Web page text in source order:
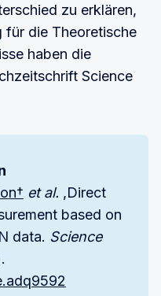
zu erklären,
für die Theoretische
haben die
Science
et al. ,Direct
based on
data.
Science